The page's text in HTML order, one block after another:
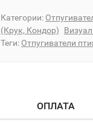
Категории:
(Крук, Кондор)
Теги: Отпугиватели
ОПЛАТА